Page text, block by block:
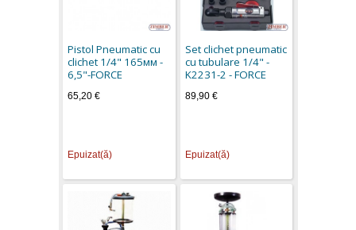
Pistol Pneumatic cu
clichet 1/4" 165мм -
6,5"-FORCE
65,20 €
Epuizat(ă)
Set clichet pneumatic
cu tubulare 1/4" -
K2231-2 - FORCE
89,90 €
Epuizat(ă)